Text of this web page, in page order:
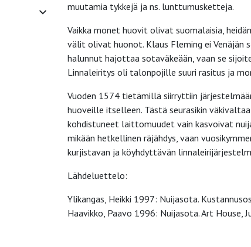
muutamia tykkejä ja ns. lunttumusketteja.
Vaikka monet huovit olivat suomalaisia,
välit olivat huonot. Klaus Fleming ei Venäjän
halunnut hajottaa sotaväkeään, vaan se
Linnaleiritys oli talonpojille suuri rasitus ja
Vuoden 1574 tietämillä siirryttiin
huoveille itselleen. Tästä seurasikin
kohdistuneet laittomuudet vain kasvoivat
mikään hetkellinen räjähdys, vaan
kurjistavan ja köyhdyttävän
Lähdeluettelo:
Ylikangas, Heikki 1997: Nuijasota.
Haavikko, Paavo 1996: Nuijasota. Art House,